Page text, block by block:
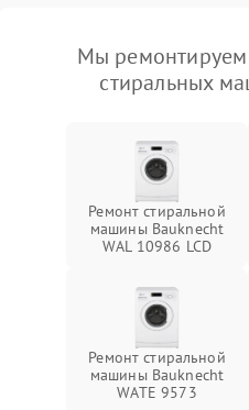
Мы
стиральных
Ремонт стиральной
машины Bauknecht
WAL 10986 LCD
Ремонт стиральной
машины Bauknecht
WATE 9573